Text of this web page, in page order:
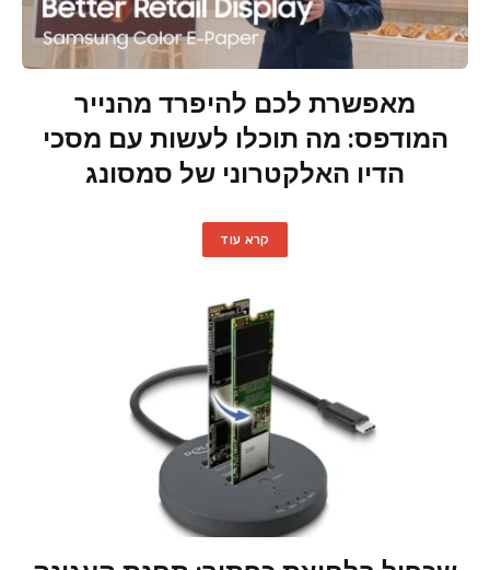
מאפשרת לכם להיפרד מהנייר
המודפס: מה תוכלו לעשות עם מסכי
הדיו האלקטרוני של סמסונג
קרא עוד